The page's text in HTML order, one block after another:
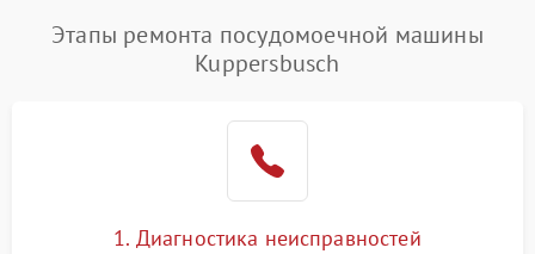
Этапы ремонта посудомоечной машины
Kuppersbusch
1. Диагностика неисправностей